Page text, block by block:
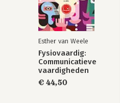
Esther van Weele
Fysiovaardig:
Communicatieve
vaardigheden
€ 44,50